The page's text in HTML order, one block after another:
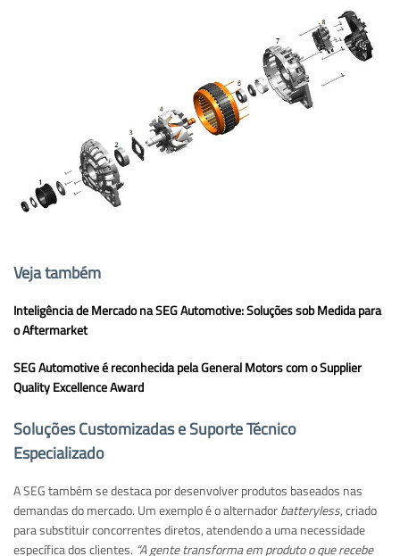
Veja também
Inteligência de Mercado na SEG Automotive: Soluções sob Medida para
o Aftermarket
SEG Automotive é reconhecida pela General Motors com o Supplier
Quality Excellence Award
Soluções Customizadas e Suporte Técnico
Especializado
A SEG também se destaca por desenvolver produtos baseados nas
demandas do mercado. Um exemplo é o alternadorbatteryless, criado
para substituir concorrentes diretos, atendendo a uma necessidade
específica dos clientes. “A gente transforma em produto o que recebe